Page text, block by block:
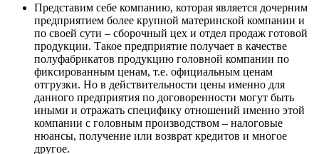
Представим себе компанию, которая является дочерним
предприятием более крупной материнской компании и
по своей сути – сборочный цех и отдел продаж готовой
продукции. Такое предприятие получает в качестве
полуфабрикатов продукцию головной компании по
фиксированным ценам, т.е. официальным ценам
отгрузки. Но в действительности цены именно для
данного предприятия по договоренности могут быть
иными и отражать специфику отношений именно этой
компании с головным производством – налоговые
нюансы, получение или возврат кредитов и многое
другое.